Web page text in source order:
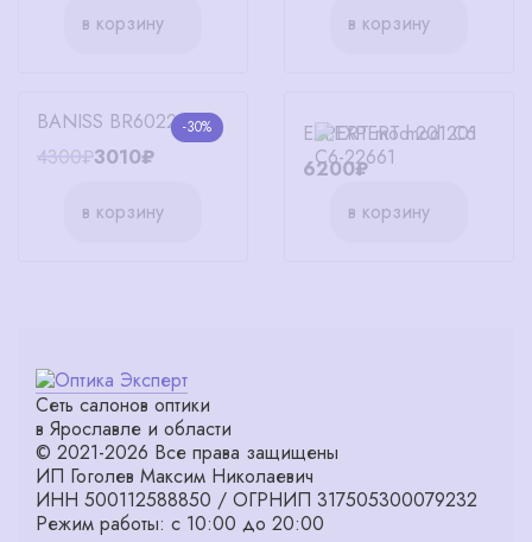
в корзину
в корзину
-30%
BANISS BR6022 C01
4300₽3010₽
в корзину
EXPERT mod.201 C6
6200₽
в корзину
Сеть салонов оптики
в Ярославле и области
© 2021-2026 Все права защищены
ИП Гоголев Максим Николаевич
ИНН 500112588850 / ОГРНИП 317505300079232
Режим работы: с 10:00 до 20:00